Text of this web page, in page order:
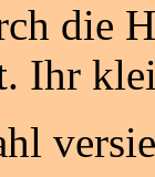
die
Ihr